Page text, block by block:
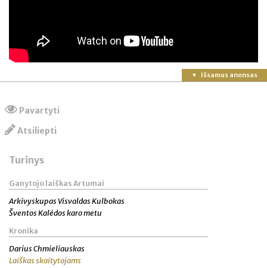
Išsamus anonsas
Pavartyti
Atsiliepti
Turinys
Ganytojo laiškas Artumai
Arkivyskupas Visvaldas Kulbokas
Šventos Kalėdos karo metu
Kronika
Darius Chmieliauskas
Laiškas skaitytojams